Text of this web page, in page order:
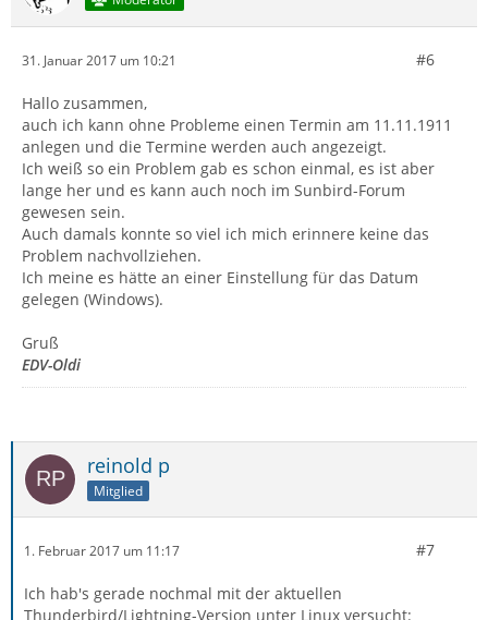
31. Januar 2017 um 10:21 #6
Hallo zusammen,
auch ich kann ohne Probleme einen Termin am 11.11.1911
anlegen und die Termine werden auch angezeigt.
Ich weiß so ein Problem gab es schon einmal, es ist aber
lange her und es kann auch noch im Sunbird-Forum
gewesen sein.
Auch damals konnte so viel ich mich erinnere keine das
Problem nachvollziehen.
Ich meine es hätte an einer Einstellung für das Datum
gelegen (Windows).
Gruß
EDV-Oldi
reinold p
Mitglied
1. Februar 2017 um 11:17 #7
Ich hab's gerade nochmal mit der aktuellen
Thunderbird/Lightning-Version unter Linux versucht: